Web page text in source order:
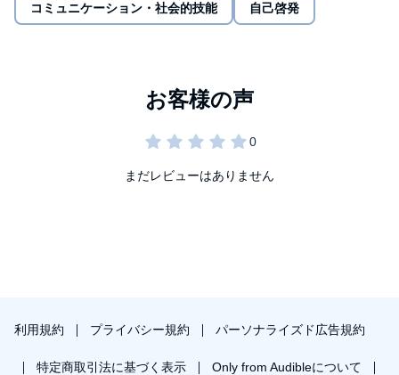
コミュニケーション・社会的技能 自己啓発
まだレビューはありません
利用規約 プライバシー規約 パーソナライズド広告規約
特定商取引法に基づく表示 Only from Audibleについて